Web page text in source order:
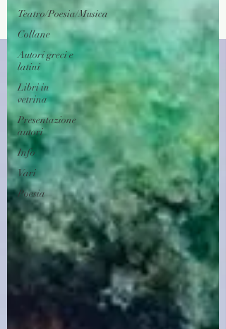
Teatro/Poesia/Musica
Collane
Autori greci e
latini
Libri in
vetrina
Presentazione
autori
Info
Vari
Poesia